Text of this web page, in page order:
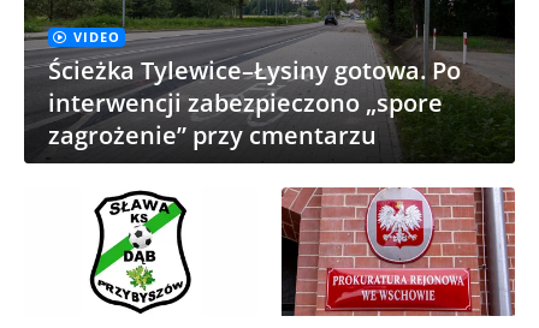
VIDEO
Ścieżka Tylewice–Łysiny gotowa. Po
interwencji zabezpieczono „spore
zagrożenie” przy cmentarzu